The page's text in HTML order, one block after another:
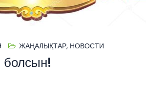
ЖАҢАЛЫҚТАР, НОВОСТИ